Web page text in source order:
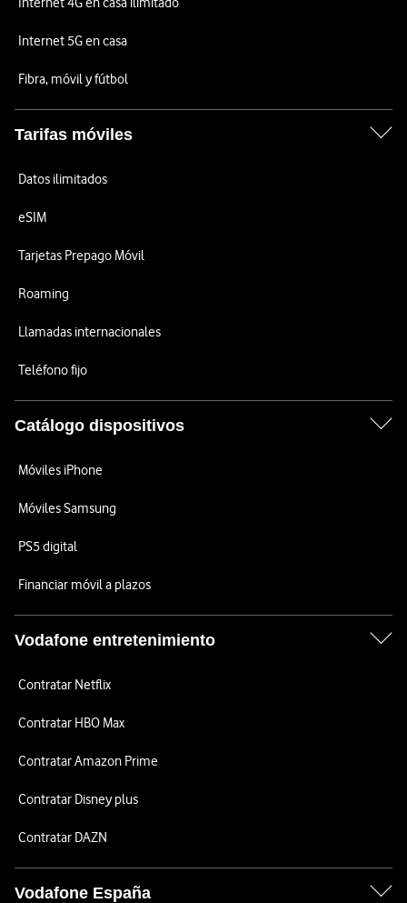
Internet 5G en casa
Fibra, móvil y fútbol
Tarifas móviles
Datos ilimitados
eSIM
Tarjetas Prepago Móvil
Roaming
Llamadas internacionales
Teléfono fijo
Catálogo dispositivos
Móviles iPhone
Móviles Samsung
PS5 digital
Financiar móvil a plazos
Vodafone entretenimiento
Contratar Netflix
Contratar HBO Max
Contratar Amazon Prime
Contratar Disney plus
Contratar DAZN
Vodafone España